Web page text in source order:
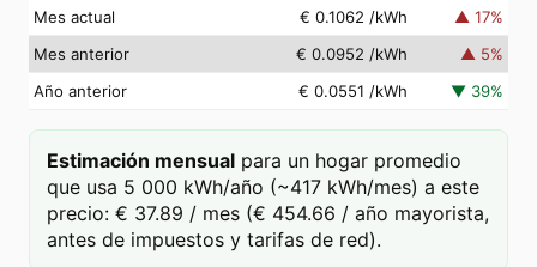
Mes actual
€ 0.1062 /kWh ▲ 17%
Mes anterior
€ 0.0952 /kWh ▲ 5%
Año anterior
€ 0.0551 /kWh ▼ 39%
Estimación mensual para un hogar promedio
que usa 5 000 kWh/año (~417 kWh/mes) a este
precio: € 37.89 / mes (€ 454.66 / año mayorista,
antes de impuestos y tarifas de red).